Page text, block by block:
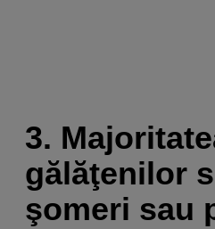
3.
gălăţenilor
şomeri sau